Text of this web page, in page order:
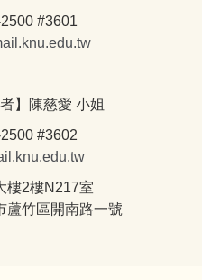
#3601
】陳慈愛 小姐
#3602
樓2樓N217室
蘆竹區開南路一號